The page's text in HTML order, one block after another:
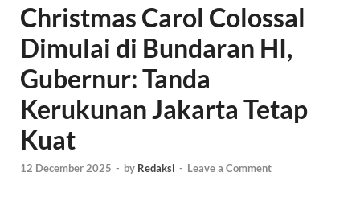
Christmas Carol Colossal
Dimulai di Bundaran HI,
Gubernur: Tanda
Kerukunan Jakarta Tetap
Kuat
12 December 2025 - by Redaksi - Leave a Comment